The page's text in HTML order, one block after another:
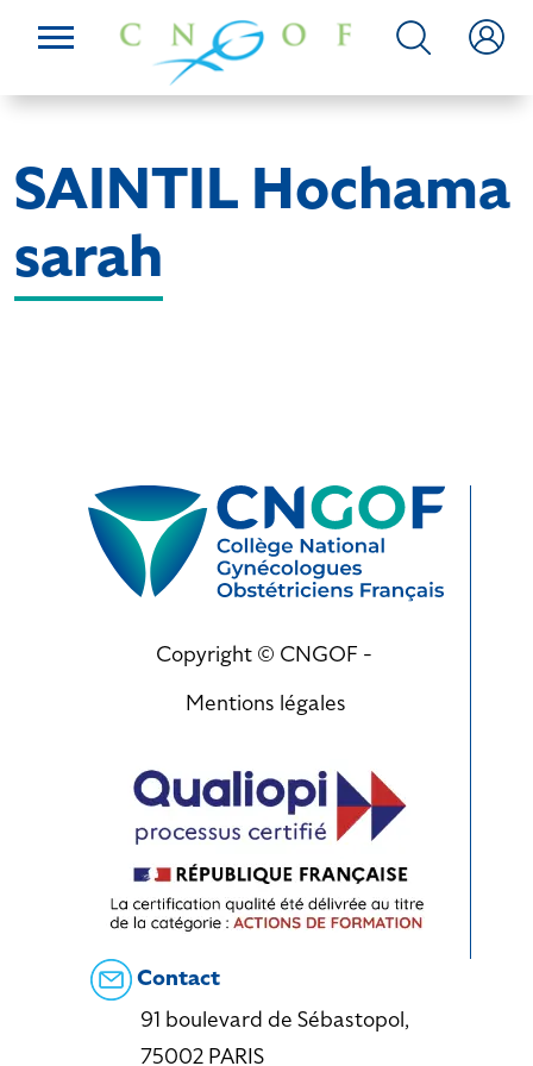
SAINTIL Hochama
sarah
Copyright © CNGOF -
Mentions légales
Contact
91 boulevard de Sébastopol,
75002 PARIS